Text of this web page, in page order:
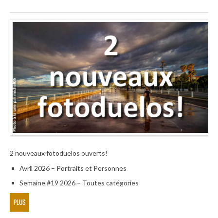
2 nouveaux fotoduelos ouverts!
Avril 2026 – Portraits et Personnes
Semaine #19 2026 – Toutes catégories
PLUS